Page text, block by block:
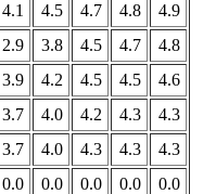
4.1 4.5 4.7 4.8
4.9
2.9 3.8 4.5 4.7
4.8
3.9 4.2 4.5 4.5
4.6
3.7 4.0 4.2 4.3
4.3
3.7 4.0 4.3 4.3
4.3
0.0 0.0 0.0 0.0 0.0